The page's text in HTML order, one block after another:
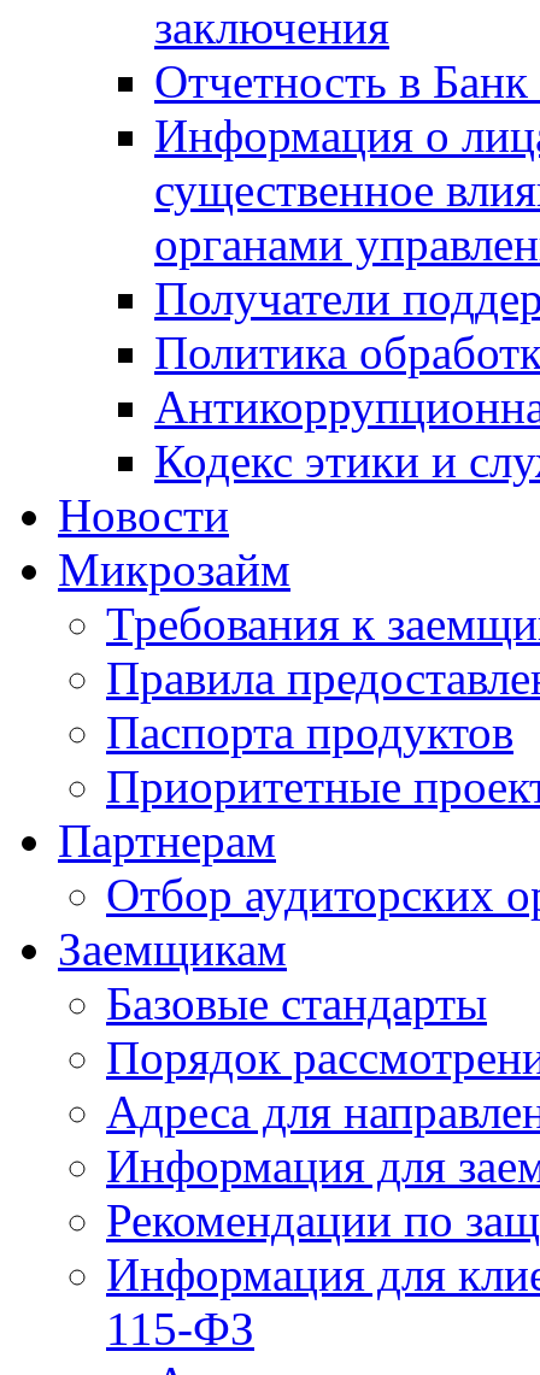
заключения
Отчетность в
Информация о
существенное
органами
Получатели
Политика
Кодекс этики и
Новости
Микрозайм
Требования к
Правила
Паспорта продуктов
Приоритетные
Партнерам
Отбор аудиторских
Заемщикам
Базовые стандарты
Порядок
Адреса для
Информация для
Рекомендации по
Информация для
115-ФЗ